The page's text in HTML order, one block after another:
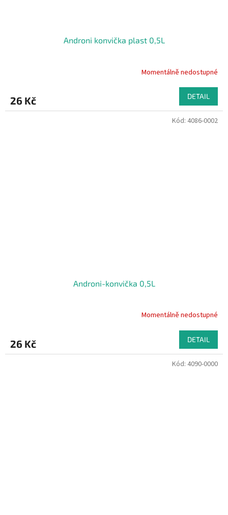
Androni konvička plast 0,5L
Momentálně nedostupné
26 Kč DETAIL
Androni-konvička 0,5L
Momentálně nedostupné
26 Kč DETAIL
Kód: 4086-0002
Kód: 4090-0000